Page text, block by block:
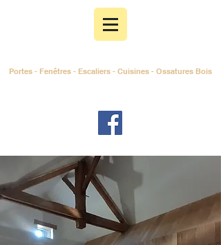
Portes - Fenêtres - Escaliers - Cuisines - Ossatures Bois